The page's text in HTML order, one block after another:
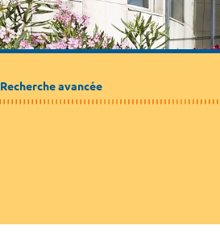
Recherche avancée